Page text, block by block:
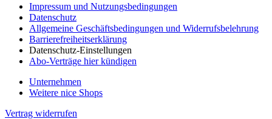
Impressum und Nutzungsbedingungen
Datenschutz
Allgemeine Geschäftsbedingungen und Widerrufsbelehrung
Barrierefreiheitserklärung
Datenschutz-Einstellungen
Abo-Verträge hier kündigen
Unternehmen
Weitere nice Shops
Vertrag widerrufen